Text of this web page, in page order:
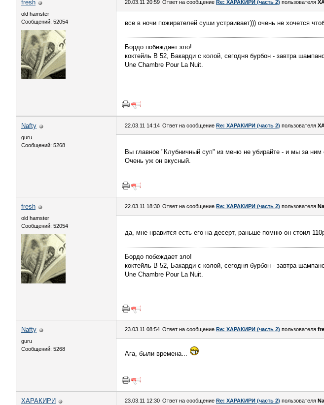
fresh
old hamster
Сообщений: 52054
20.03.11 20:59 Ответ на сообщение Re: ХАРАКИРИ (часть 2) пользователя
все в ночи пожирателей суши устраивает))) очень не хочется
Бордо побеждает зло!
коктейль В 52, Бакарди с колой, сегодня бурбон - завтра
Une Chambre Pour La Nuit.
Nafty
guru
Сообщений: 5268
22.03.11 14:14 Ответ на сообщение Re: ХАРАКИРИ (часть 2) пользователя
Вы главное "Клубничный суп" из меню не убирайте - и мы за ним
Очень уж он вкусный.
fresh
old hamster
Сообщений: 52054
22.03.11 18:30 Ответ на сообщение Re: ХАРАКИРИ (часть 2) пользователя
да, мне нравится есть его на десерт, раньше помню он стоил
Бордо побеждает зло!
коктейль В 52, Бакарди с колой, сегодня бурбон - завтра
Une Chambre Pour La Nuit.
Nafty
guru
Сообщений: 5268
23.03.11 08:54 Ответ на сообщение Re: ХАРАКИРИ (часть 2) пользователя
Ага, были времена...
ХАРАКИРИ 23.03.11 12:30 Ответ на сообщение Re: ХАРАКИРИ (часть 2) пользователя